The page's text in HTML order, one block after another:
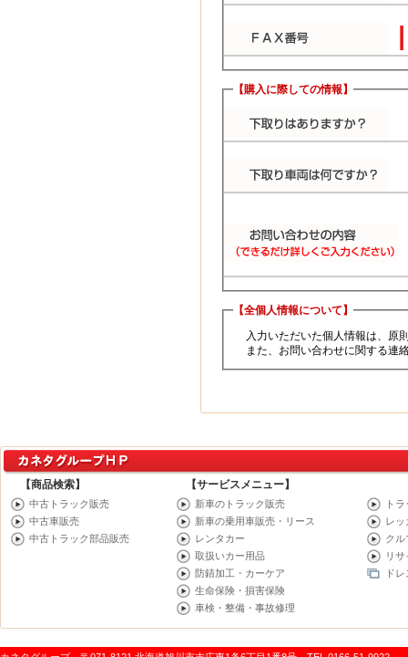
【購入に際しての情報】
【全個人情報について】
入力いただいた個人情報は、原則
また、お問い合わせに関する連絡
【商品検索】
中古トラック販売
中古車販売
中古トラック部品販売
【サービスメニュー】
新車のトラック販売
新車の乗用車販売・リース
レンタカー
取扱いカー用品
防錆加工・カーケア
生命保険・損害保険
車検・整備・事故修理
ト
レッ
クル
リ
ド